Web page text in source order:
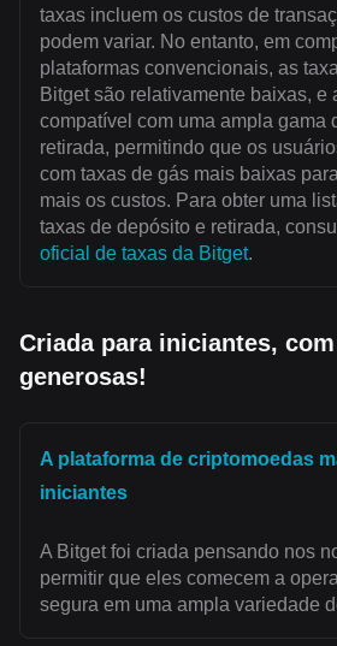
taxas incluem os custos de
podem variar. No entanto, em
plataformas convencionais, as
Bitget são relativamente baixas, e
compatível com uma ampla gama
retirada, permitindo que os
com taxas de gás mais baixas
mais os custos. Para obter uma
taxas de depósito e retirada,
oficial de taxas da Bitget.
Criada para iniciantes,
generosas!
A plataforma de criptomoedas
iniciantes
A Bitget foi criada pensando nos
permitir que eles comecem a
segura em uma ampla variedade